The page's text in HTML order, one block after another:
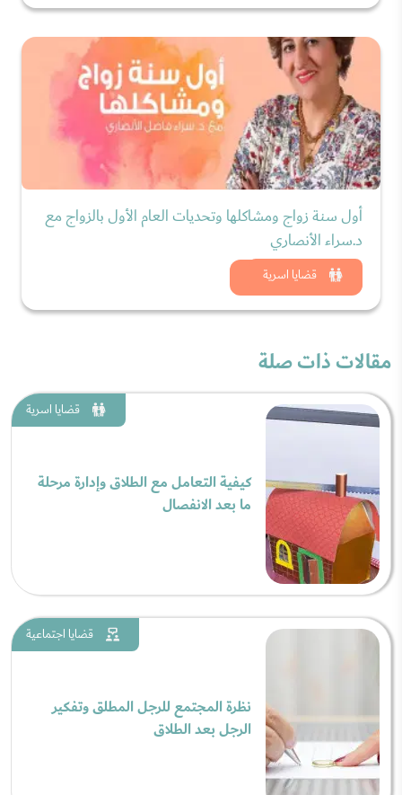
قضايا اسرية
أول سنة زواج ومشاكلها وتحديات العام الأول بالزواج مع
د.سراء الأنصاري
شاهد الان
مقالات ذات صلة
قضايا اسرية
كيفية التعامل مع الطلاق وإدارة مرحلة
ما بعد الانفصال
قضايا اجتماعية
نظرة المجتمع للرجل المطلق وتفكير
الرجل بعد الطلاق